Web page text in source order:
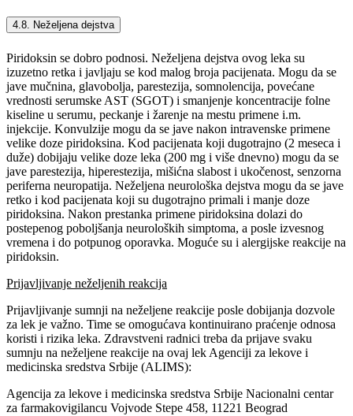
4.8. Neželjena dejstva
Piridoksin se dobro podnosi. Neželjena dejstva ovog leka su
izuzetno retka i javljaju se kod malog broja pacijenata. Mogu da se
jave mučnina, glavobolja, parestezija, somnolencija, povećane
vrednosti serumske AST (SGOT) i smanjenje koncentracije folne
kiseline u serumu, peckanje i žarenje na mestu primene i.m.
injekcije. Konvulzije mogu da se jave nakon intravenske primene
velike doze piridoksina. Kod pacijenata koji dugotrajno (2 meseca i
duže) dobijaju velike doze leka (200 mg i više dnevno) mogu da se
jave parestezija, hiperestezija, mišićna slabost i ukočenost, senzorna
periferna neuropatija. Neželjena neurološka dejstva mogu da se jave
retko i kod pacijenata koji su dugotrajno primali i manje doze
piridoksina. Nakon prestanka primene piridoksina dolazi do
postepenog poboljšanja neuroloških simptoma, a posle izvesnog
vremena i do potpunog oporavka. Moguće su i alergijske reakcije na
piridoksin.
Prijavljivanje neželjenih reakcija
Prijavljivanje sumnji na neželjene reakcije posle dobijanja dozvole
za lek je važno. Time se omogućava kontinuirano praćenje odnosa
koristi i rizika leka. Zdravstveni radnici treba da prijave svaku
sumnju na neželjene reakcije na ovaj lek Agenciji za lekove i
medicinska sredstva Srbije (ALIMS):
Agencija za lekove i medicinska sredstva Srbije Nacionalni centar
za farmakovigilancu Vojvode Stepe 458, 11221 Beograd